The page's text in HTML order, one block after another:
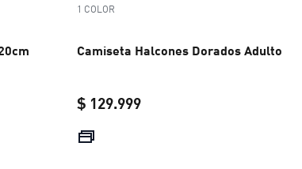
1 COLOR
Camiseta Halcones Dorados Adulto
$ 129.999